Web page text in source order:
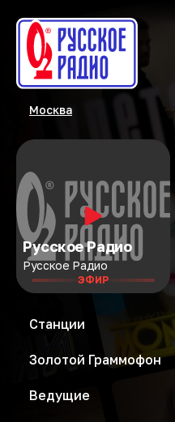
Москва
Русское Радио
Русское Радио
ЭФИР
Станции
Золотой Граммофон
Ведущие